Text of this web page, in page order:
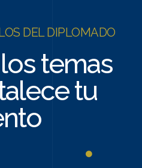
DEL DIPLOMADO
temas
tu